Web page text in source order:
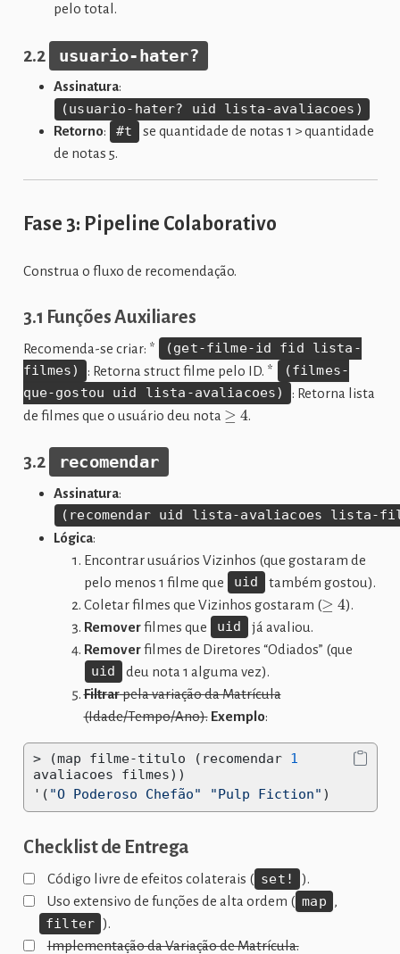
pelo total.
2.2 usuario-hater?
Assinatura:
(usuario-hater? uid lista-avaliacoes)
Retorno: #t
se quantidade de notas 1 > quantidade
de notas 5.
Fase 3: Pipeline Colaborativo
Construa o fluxo de recomendação.
3.1 Funções Auxiliares
Recomenda-se criar: *
(get-filme-id fid lista-
filmes)
: Retorna struct filme pelo ID. *
(filmes-
que-gostou uid lista-avaliacoes)
: Retorna lista
de filmes que o usuário deu nota ≥4 .
3.2 recomendar
Assinatura:
(recomendar uid lista-avaliacoes lista-
Lógica:
Encontrar usuários Vizinhos (que gostaram de
pelo menos 1 filme que
uid
também gostou).
Coletar filmes que Vizinhos gostaram (≥
).
Removerfilmes que uid
já avaliou.
Removerfilmes de Diretores “Odiados” (que
uid
deu nota 1 alguma vez).
Filtrarpela variação da Matrícula
(Idade/Tempo/Ano). Exemplo:
> (map filme-titulo (recomendar 1
avaliacoes filmes))
'( "O Poderoso Chefão" "Pulp Fiction" )
Checklist de Entrega
Código livre de efeitos colaterais ( set!
).
Uso extensivo de funções de alta ordem ( map ,
filter ).
Implementação da Variação de Matrícula.